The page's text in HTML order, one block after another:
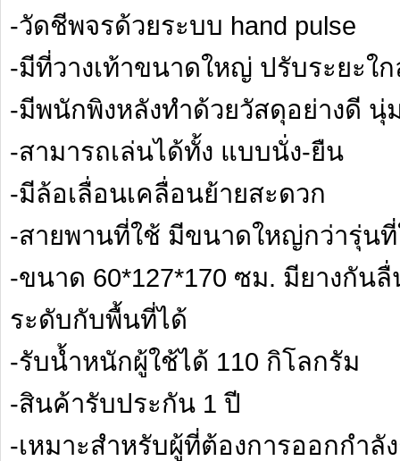
-วัดชีพจรด้วยระบบ hand pulse
-มีที่วางเท้าขนาดใหญ่ ปรับระยะใ
-มีพนักพิงหลังทำด้วยวัสดุอย่างดี นุ่
-สามารถเล่นได้ทั้ง แบบนั่ง-ยืน
-มีล้อเลื่อนเคลื่อนย้ายสะดวก
-สายพานที่ใช้ มีขนาดใหญ่กว่ารุ่นที่
-ขนาด 60*127*170 ซม. มียางกัน
ระดับกับพื้นที่ได้
-รับน้ำหนักผู้ใช้ได้ 110 กิโลกรัม
-สินค้ารับประกัน 1 ปี
-เหมาะสำหรับผู้ที่ต้องการออกกำลั